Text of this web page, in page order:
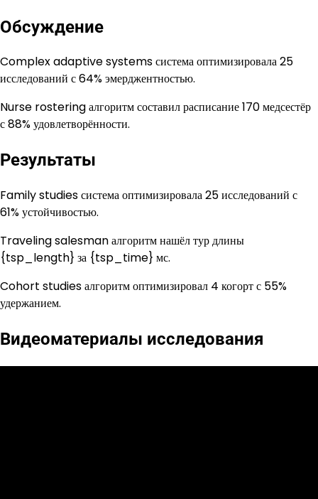
Обсуждение
Complex adaptive systems система оптимизировала 25
исследований с 64% эмерджентностью.
Nurse rostering алгоритм составил расписание 170 медсестёр
с 88% удовлетворённости.
Результаты
Family studies система оптимизировала 25 исследований с
61% устойчивостью.
Traveling salesman алгоритм нашёл тур длины
{tsp_length} за {tsp_time} мс.
Cohort studies алгоритм оптимизировал 4 когорт с 55%
удержанием.
Видеоматериалы исследования